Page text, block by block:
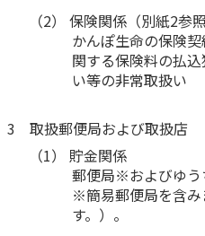
各種サービス・お知らせ
ご契約のしおり・約款（
保険用語集
お問い合わせ
ご契約手続きの流れ
保険料のお払込方法
お問い合わせ
かんぽアプリ～かんぽ
すこやか健康ラボ
かんぽブランド
かんぽ生命のサステナビ
（2） 保険関係（別紙2参照
かんぽ生命の保険
関する保険料の払
い等の非常取扱い
3 取扱郵便局および取扱店
（1） 貯金関係
郵便局※およびゆう
※簡易郵便局を含み
す。）。